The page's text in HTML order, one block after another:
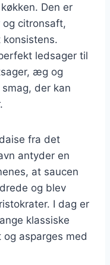
Den er
citronsaft,
konsistens.
ledsager til
æg og
der kan
fra det
antyder en
at saucen
og blev
I dag er
klassiske
asparges med